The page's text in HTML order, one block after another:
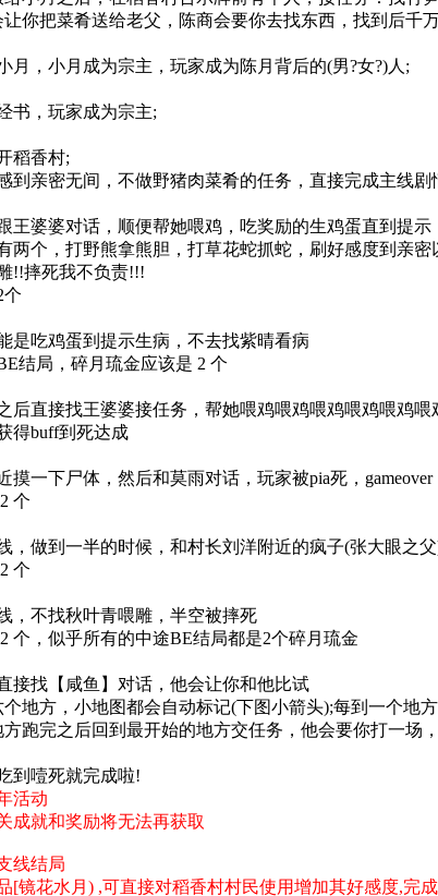
把菜肴送给老父，陈商会要你去找东西，找到后千万
，小月成为宗主，玩家成为陈月背后的(男?女?)人;
，玩家成为宗主;
香村;
亲密无间，不做野猪肉菜肴的任务，直接完成主线剧
婆婆对话，顺便帮她喂鸡，吃奖励的生鸡蛋直到提示
个，打野熊拿熊胆，打草花蛇抓蛇，刷好感度到亲密
摔死我不负责!!!
吃鸡蛋到提示生病，不去找紫晴看病
局，碎月琉金应该是 2 个
直接找王婆婆接任务，帮她喂鸡喂鸡喂鸡喂鸡喂鸡喂
buff到死达成
一下尸体，然后和莫雨对话，玩家被pia死，gameover
个
做到一半的时候，和村长刘洋附近的疯子(张大眼之父
个
不找秋叶青喂雕，半空被摔死
，似乎所有的中途BE结局都是2个碎月琉金
找【咸鱼】对话，他会让你和他比试
方，小地图都会自动标记(下图小箭头);每到一个地
完之后回到最开始的地方交任务，他会要你打一场，
噎死就完成啦!
活动
成就和奖励将无法再获取
线结局
[镜花水月) ,可直接对稻香村村民使用增加其好感度,完